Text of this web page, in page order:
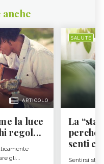
ARTICOLO
la luce
regol...
gli...
SALUTE
La
perché
senti
Sentirsi